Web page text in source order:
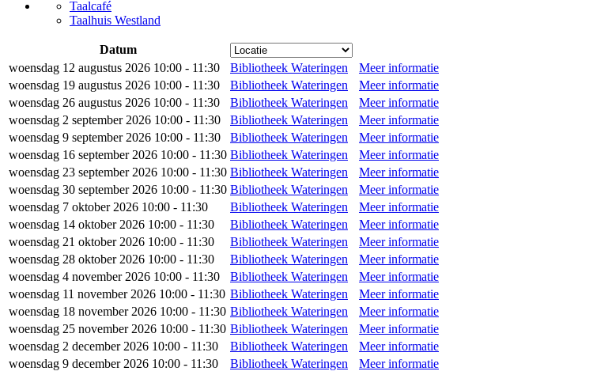
Taalcafé
Taalhuis Westland
Datum
woensdag 12 augustus 2026 10:00 - 11:30
Bibliotheek Wateringen
Meer informatie
woensdag 19 augustus 2026 10:00 - 11:30
Bibliotheek Wateringen
Meer informatie
woensdag 26 augustus 2026 10:00 - 11:30
Bibliotheek Wateringen
Meer informatie
woensdag 2 september 2026 10:00 - 11:30
Bibliotheek Wateringen
Meer informatie
woensdag 9 september 2026 10:00 - 11:30
Bibliotheek Wateringen
Meer informatie
woensdag 16 september 2026 10:00 - 11:30 Bibliotheek Wateringen
Meer informatie
woensdag 23 september 2026 10:00 - 11:30 Bibliotheek Wateringen
Meer informatie
woensdag 30 september 2026 10:00 - 11:30 Bibliotheek Wateringen
Meer informatie
woensdag 7 oktober 2026 10:00 - 11:30
Bibliotheek Wateringen
Meer informatie
woensdag 14 oktober 2026 10:00 - 11:30
Bibliotheek Wateringen
Meer informatie
woensdag 21 oktober 2026 10:00 - 11:30
Bibliotheek Wateringen
Meer informatie
woensdag 28 oktober 2026 10:00 - 11:30
Bibliotheek Wateringen
Meer informatie
woensdag 4 november 2026 10:00 - 11:30
Bibliotheek Wateringen
Meer informatie
woensdag 11 november 2026 10:00 - 11:30 Bibliotheek Wateringen
Meer informatie
woensdag 18 november 2026 10:00 - 11:30 Bibliotheek Wateringen
Meer informatie
woensdag 25 november 2026 10:00 - 11:30 Bibliotheek Wateringen
Meer informatie
woensdag 2 december 2026 10:00 - 11:30
Bibliotheek Wateringen
Meer informatie
woensdag 9 december 2026 10:00 - 11:30
Bibliotheek Wateringen
Meer informatie